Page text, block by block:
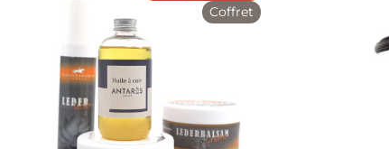
Coffret